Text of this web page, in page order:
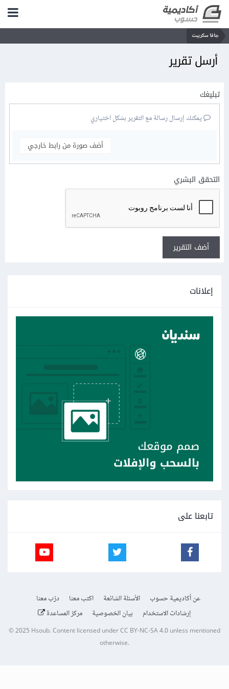
جافا سكريبت
أرسل تقرير
تبليغك
يمكنك إرسال رسالة مع التقرير بشكل اختياري
أضف صورة من رابط خارجي
التحقق البشري
أضف التقرير
إعلانات
تابعنا على
عن أكاديمية حسوب الأسئلة الشائعة اكتب معنا
درّب معنا
إرشادات الاستخدام
بيان الخصوصية مركز المساعدة
© 2025 Hsoub.Content licensed underCC BY-NC-SA 4.0unless mentioned
otherwise.